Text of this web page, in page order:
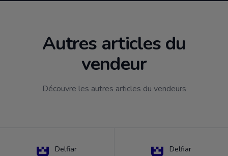
Autres articles du
vendeur
Découvre les autres articles du vendeurs
Delfiar Delfiar